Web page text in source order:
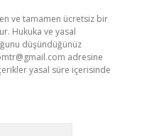
ve tamamen ücretsiz bir
Hukuka ve yasal
düşündüğünüz
adresine
yasal süre içerisinde